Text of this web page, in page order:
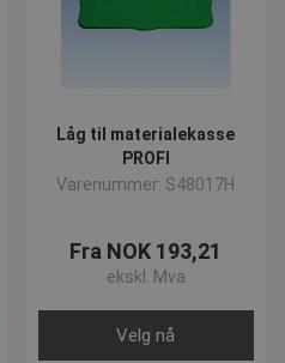
Låg til materialekasse
PROFI
Varenummer: S48017H
Fra NOK 193,21
ekskl. Mva
Velg nå